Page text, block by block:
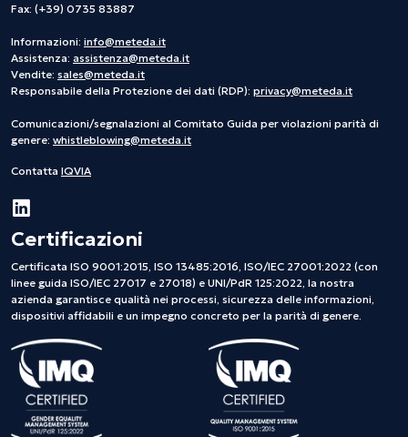
Fax: (+39) 0735 83887
Informazioni: info@meteda.it
Assistenza: assistenza@meteda.it
Vendite: sales@meteda.it
Responsabile della Protezione dei dati (RDP): privacy@meteda.it
Comunicazioni/segnalazioni al Comitato Guida per violazioni parità di
genere: whistleblowing@meteda.it
Contatta IQVIA
Certificazioni
Certificata ISO 9001:2015, ISO 13485:2016, ISO/IEC 27001:2022 (con
linee guida ISO/IEC 27017 e 27018) e UNI/PdR 125:2022, la nostra
azienda garantisce qualità nei processi, sicurezza delle informazioni,
dispositivi affidabili e un impegno concreto per la parità di genere.